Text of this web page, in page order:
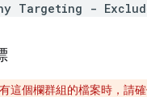
Targeting -
這個欄群組的檔案時，請